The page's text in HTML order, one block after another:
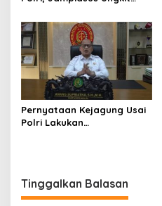
Kejagung RI
Pernyataan Kejagung Usai
Polri Lakukan
Tinggalkan Balasan